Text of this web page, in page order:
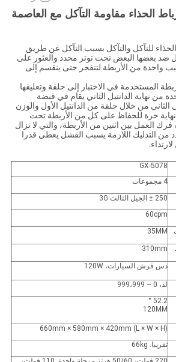
22774: 2004 رباط الحذاء مقاومة التآكل مع العاصمة
للتآكل والتآكل بسبب التآكل عن طريق
ضد بعضها البعض تحت توتر محدد والعثور على
واحدة من الأربطة لتنفجر حتى ينقسم إلى
المستخدمة في الاختبار إلى حلقة وتعليقها
من نهاية الدانتيل الثاني يقام في قبضة
الثاني من خلال حلقة من الدانتيل الأول والوزن
حرة للحفاظ على كل من الأربطة تحت
العمل بين اثنين من الأربطة، والتي لا تزال
التدليك اللازمة يسبب الفشل يعطي قدرا
GX-5078
4 مجموعات
250 ± الجيل الثالث 3G
60cpm
35MM
310mm
دس فرش السيارات، 120W
لد، 0 ~ 999،999
52.2 °
120MM
660mm × 580mm × 420mm (L × W × H)
تقريبا. 66kg